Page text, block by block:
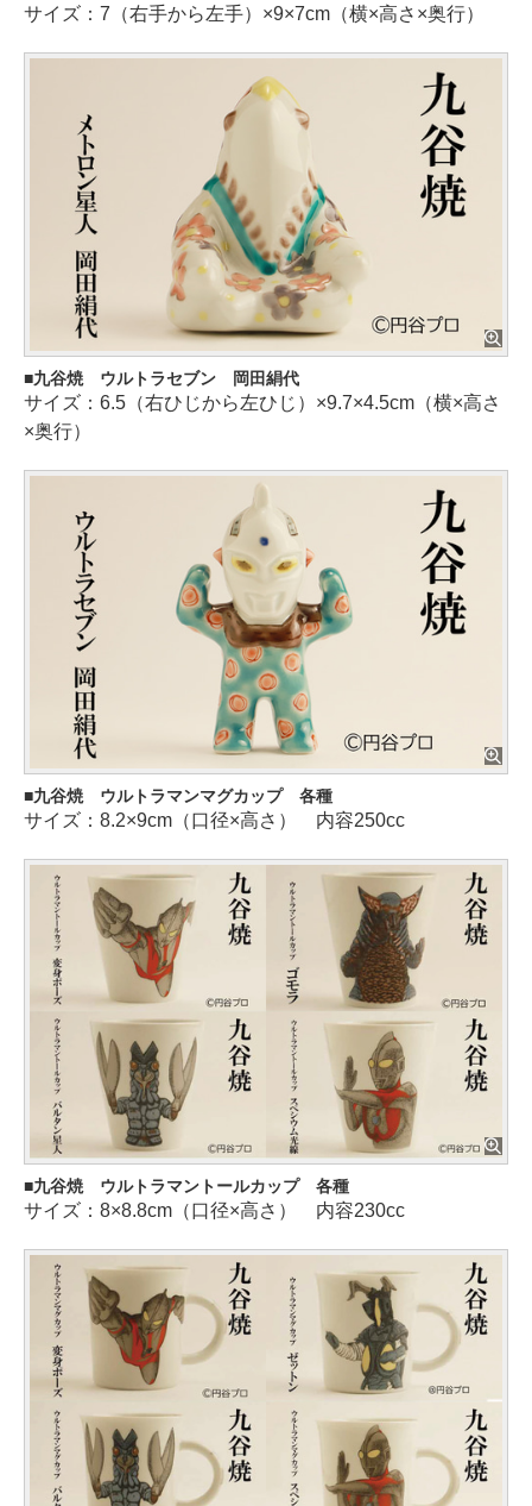
サイズ：7（右手から左手）×9×7cm（横×高さ×奥行）
九谷焼 ウルトラセブン 岡田絹代
サイズ：6.5（右ひじから左ひじ）×9.7×4.5cm（横×高さ
×奥行）
九谷焼 ウルトラマンマグカップ 各種
サイズ：8.2×9cm（口径×高さ） 内容250cc
九谷焼 ウルトラマントールカップ 各種
サイズ：8×8.8cm（口径×高さ） 内容230cc